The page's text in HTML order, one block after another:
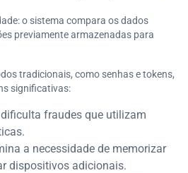
o sistema compara os dados
previamente armazenadas para
tradicionais, como senhas e tokens,
significativas:
fraudes que utilizam
a necessidade de memorizar
dispositivos adicionais.